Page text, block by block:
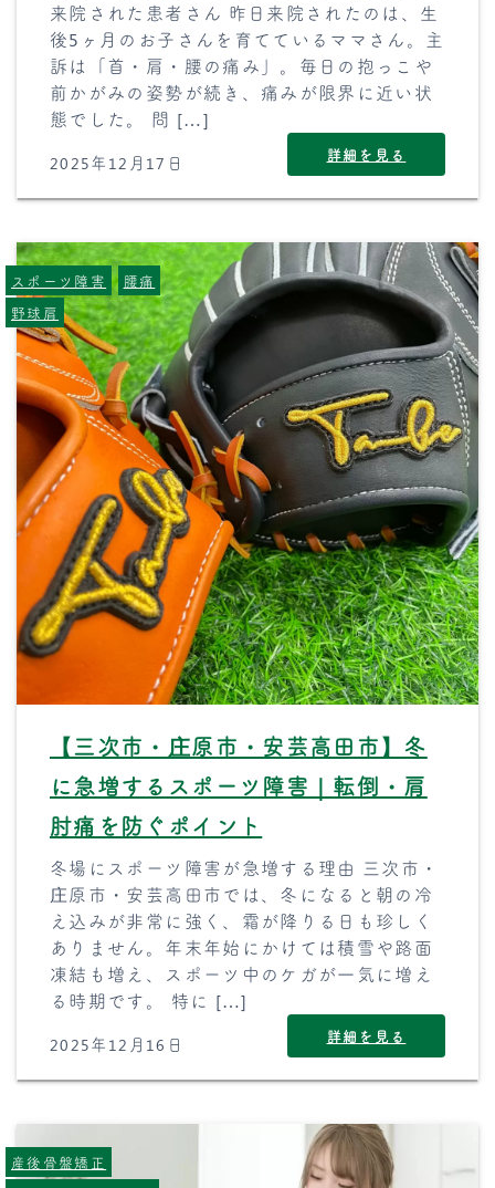
来院された患者さん 昨日来院されたのは、生
後5ヶ月のお子さんを育てているママさん。主
訴は「首・肩・腰の痛み」。毎日の抱っこや
前かがみの姿勢が続き、痛みが限界に近い状
態でした。 問 […]
2025年12月17日 詳細を見る
【三次市・庄原市・安芸高田市】冬
に急増するスポーツ障害｜転倒・肩
肘痛を防ぐポイント
冬場にスポーツ障害が急増する理由 三次市・
庄原市・安芸高田市では、冬になると朝の冷
え込みが非常に強く、霜が降りる日も珍しく
ありません。年末年始にかけては積雪や路面
凍結も増え、スポーツ中のケガが一気に増え
る時期です。 特に […]
2025年12月16日 詳細を見る
スポーツ障害
腰痛
野球肩
産後骨盤矯正